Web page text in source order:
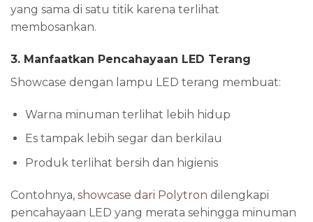
yang sama di satu titik karena terlihat
membosankan.
3. Manfaatkan Pencahayaan LED Terang
Showcase dengan lampu LED terang membuat:
Warna minuman terlihat lebih hidup
Es tampak lebih segar dan berkilau
Produk terlihat bersih dan higienis
Contohnya, showcase dari Polytron dilengkapi
pencahayaan LED yang merata sehingga minuman